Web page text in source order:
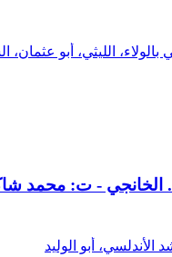
الليثي، أبو عثمان،
الخانجي - ت: محمد
أبو الوليد